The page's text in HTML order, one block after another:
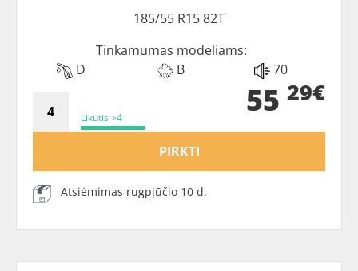
185/55 R15 82T
Tinkamumas modeliams:
D
B 70
Likutis >4 55 29€
PIRKTI
Atsiėmimas rugpjūčio 10 d.